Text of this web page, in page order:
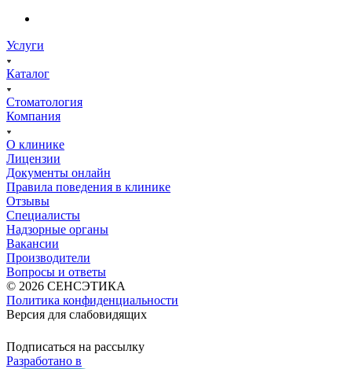
Услуги
Каталог
Стоматология
Компания
О клинике
Лицензии
Документы онлайн
Правила поведения в клинике
Отзывы
Специалисты
Надзорные органы
Вакансии
Производители
Вопросы и ответы
© 2026 СЕНСЭТИКА
Политика конфиденциальности
Версия для слабовидящих
Подписаться на рассылку
Разработано в